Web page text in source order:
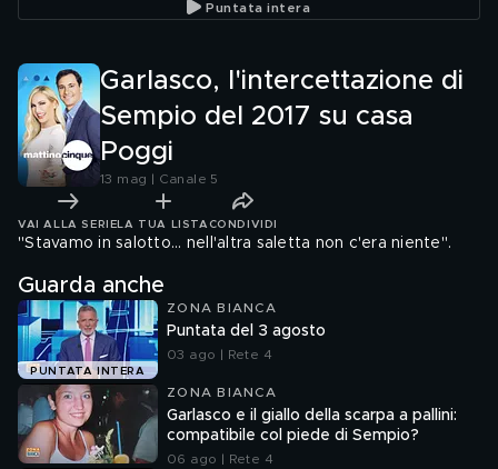
Puntata intera
Garlasco, l'intercettazione di
Sempio del 2017 su casa
Poggi
13 mag | Canale 5
VAI ALLA SERIE LA TUA LISTA CONDIVIDI
"Stavamo in salotto... nell'altra saletta non c'era niente".
Guarda anche
PUNTATA INTERA
ZONA BIANCA
Puntata del 3 agosto
03 ago | Rete 4
ZONA BIANCA
Garlasco e il giallo della scarpa a pallini:
compatibile col piede di Sempio?
06 ago | Rete 4